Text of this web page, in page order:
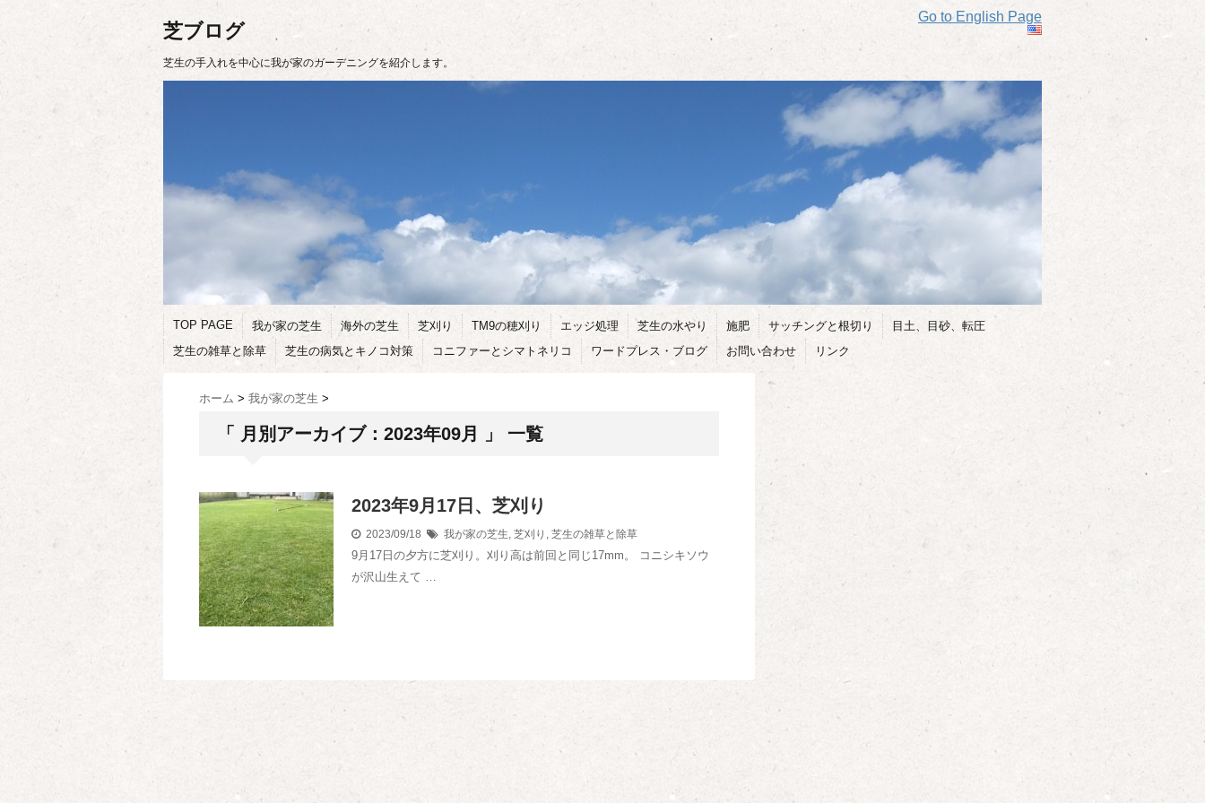
芝ブログ
芝生の手入れを中心に我が家のガーデニングを紹介します。
Go to English Page
TOP PAGE 我が家の芝生 海外の芝生 芝刈り TM9の穂刈り エッジ処理 芝生の水やり 施肥 サッチングと根切り
目土、目砂、転圧
芝生の雑草と除草
芝生の病気とキノコ対策 コニファーとシマトネリコ ワードプレス・ブログ お問い合わせ リンク
ホーム > 我が家の芝生 >
「 月別アーカイブ：2023年09月 」 一覧
2023年9月17日、芝刈り
2023/09/18 我が家の芝生, 芝刈り , 芝生の雑草と除草
9月17日の夕方に芝刈り。刈り高は前回と同じ17mm。 コニシキソウ
が沢山生えて …